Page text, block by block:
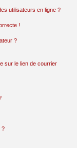
utilisateurs en ligne ?
!
?
sur le lien de courrier
?